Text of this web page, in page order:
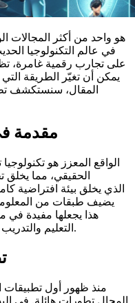
في عالم التكنولوجيا
على تجارب رقمية غامرة،
يمكن أن تغيّر الطريقة
المقال، سنستكشف
مقدمة
الواقع المعزز هو
الحقيقي، مما
يضيف طبقات من
هذا يجعلها مفيدة في
التعليم والتدريب وصولاً إلى الترفيه والتجارة الإلكترونية.
منذ ظهور أول تطبيقات
المجال تطورات هائلة. في